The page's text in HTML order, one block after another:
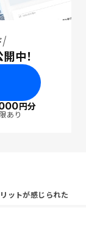
中！
円分
あり
ットが感じられた